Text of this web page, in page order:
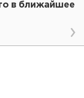
в ближайшее